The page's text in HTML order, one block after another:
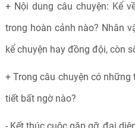
+ Nội dung câu chuyện: Kể
trong hoàn cảnh nào? Nhân
kể chuyện hay đồng đội, còn
+ Trong câu chuyện có
tiết bất ngờ nào?